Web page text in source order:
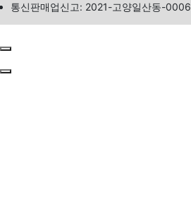
통신판매업신고: 2021-고양일산동-0006